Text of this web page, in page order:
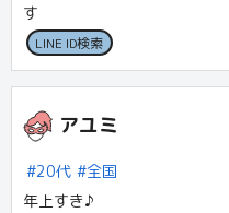
す
LINE ID検索
アユミ
20代
全国
年上すき♪